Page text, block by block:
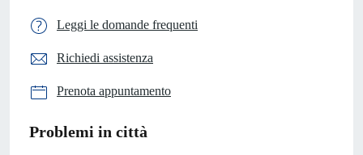
Leggi le domande frequenti
Richiedi assistenza
Prenota appuntamento
Problemi in città